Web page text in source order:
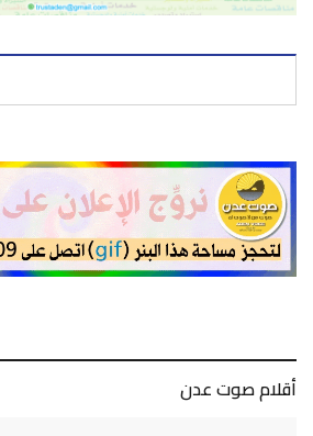
أقلام صوت عدن